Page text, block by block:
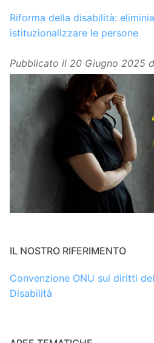
Riforma della disabilità:
istituzionalizzare le persone
Pubblicato il 20 Giugno 2025
IL NOSTRO RIFERIMENTO
Convenzione ONU sui diritti
Disabilità